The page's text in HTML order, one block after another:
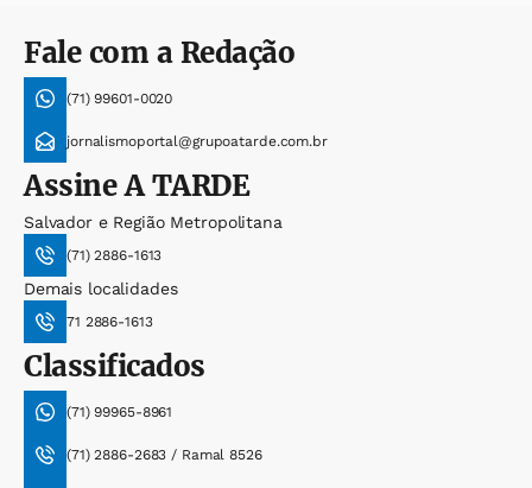
Fale com a Redação
(71) 99601-0020
jornalismoportal@grupoatarde.com.br
AssineA TARDE
Salvador e Região Metropolitana
(71) 2886-1613
Demais localidades
71 2886-1613
Classificados
(71) 99965-8961
(71) 2886-2683 / Ramal 8526